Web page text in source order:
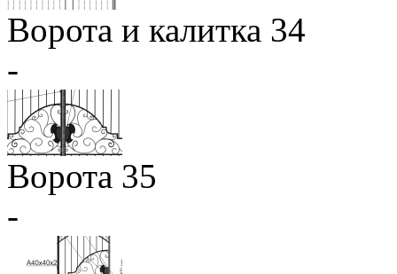
Ворота и калитка 34
-
Ворота 35
-